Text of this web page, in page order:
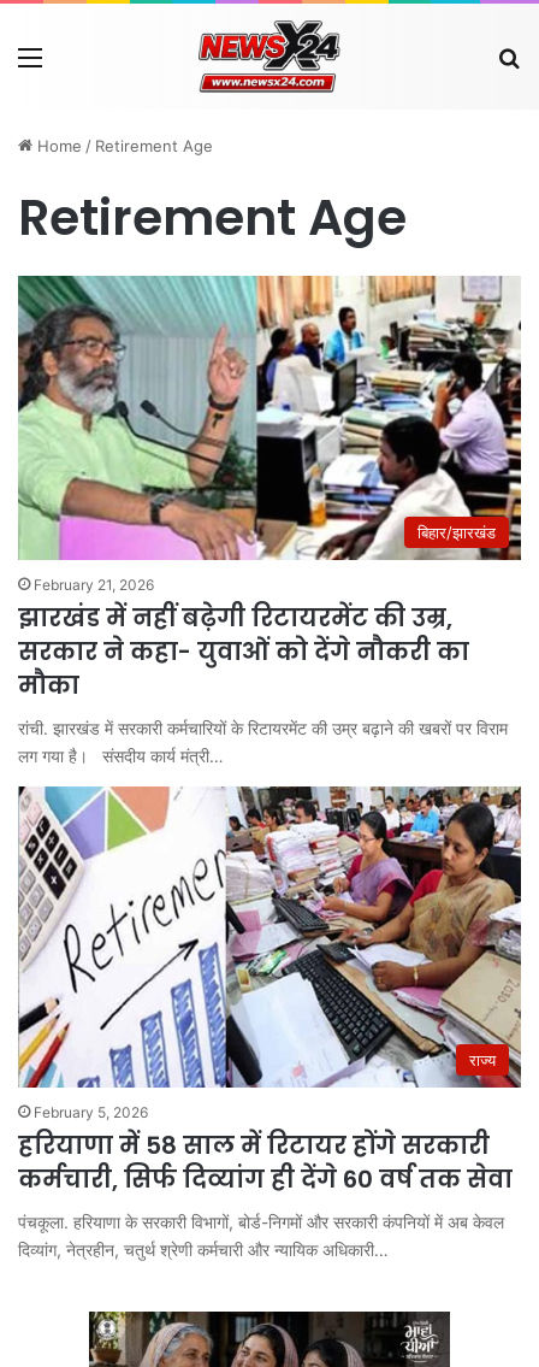
Menu
Home / Retirement Age
Retirement Age
बिहार/झारखंड
February 21, 2026
झारखंड में नहीं बढ़ेगी रिटायरमेंट की उम्र,
सरकार ने कहा- युवाओं को देंगे नौकरी का
मौका
रांची. झारखंड में सरकारी कर्मचारियों के रिटायरमेंट की उम्र बढ़ाने की खबरों पर विराम
लग गया है। संसदीय कार्य मंत्री…
राज्य
February 5, 2026
हरियाणा में 58 साल में रिटायर होंगे सरकारी
कर्मचारी, सिर्फ दिव्यांग ही देंगे 60 वर्ष तक सेवा
पंचकूला. हरियाणा के सरकारी विभागों, बोर्ड-निगमों और सरकारी कंपनियों में अब केवल
दिव्यांग, नेत्रहीन, चतुर्थ श्रेणी कर्मचारी और न्यायिक अधिकारी…